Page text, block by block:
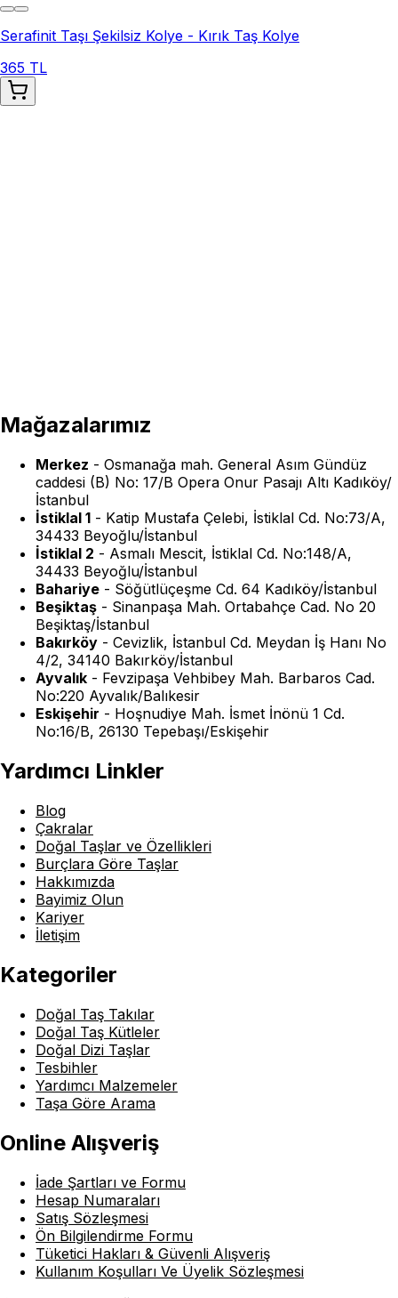
Serafinit Taşı Şekilsiz Kolye - Kırık Taş Kolye
365 TL
Mağazalarımız
Merkez - Osmanağa mah. General Asım Gündüz
caddesi (B) No: 17/B Opera Onur Pasajı Altı Kadıköy/
İstanbul
İstiklal 1 - Katip Mustafa Çelebi, İstiklal Cd. No:73/A,
34433 Beyoğlu/İstanbul
İstiklal 2 - Asmalı Mescit, İstiklal Cd. No:148/A,
34433 Beyoğlu/İstanbul
Bahariye - Söğütlüçeşme Cd. 64 Kadıköy/İstanbul
Beşiktaş - Sinanpaşa Mah. Ortabahçe Cad. No 20
Beşiktaş/İstanbul
Bakırköy - Cevizlik, İstanbul Cd. Meydan İş Hanı No
4/2, 34140 Bakırköy/İstanbul
Ayvalık - Fevzipaşa Vehbibey Mah. Barbaros Cad.
No:220 Ayvalık/Balıkesir
Eskişehir - Hoşnudiye Mah. İsmet İnönü 1 Cd.
No:16/B, 26130 Tepebaşı/Eskişehir
Yardımcı Linkler
Blog
Çakralar
Doğal Taşlar ve Özellikleri
Burçlara Göre Taşlar
Hakkımızda
Bayimiz Olun
Kariyer
İletişim
Kategoriler
Doğal Taş Takılar
Doğal Taş Kütleler
Doğal Dizi Taşlar
Tesbihler
Yardımcı Malzemeler
Taşa Göre Arama
Online Alışveriş
İade Şartları ve Formu
Hesap Numaraları
Satış Sözleşmesi
Ön Bilgilendirme Formu
Tüketici Hakları & Güvenli Alışveriş
Kullanım Koşulları Ve Üyelik Sözleşmesi